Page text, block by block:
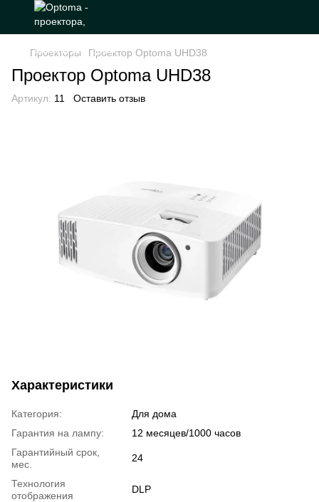
Проекторы Проектор Optoma UHD38
Проектор Optoma UHD38
Артикул: 11 Оставить отзыв
Характеристики
Категория:
Для дома
Гарантия на лампу:
12 месяцев/1000 часов
Гарантийный срок,
мес.
24
Технология
отображения
DLP